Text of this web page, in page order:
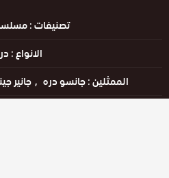
تصنيفات :
الانواع :
الممثلين :جانسو دره جانير